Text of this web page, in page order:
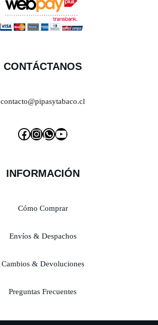
CONTÁCTANOS
contacto@pipasytabaco.cl
INFORMACIÓN
Cómo Comprar
Envíos & Despachos
Cambios & Devoluciones
Preguntas Frecuentes